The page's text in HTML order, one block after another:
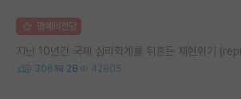
명예의전당
306 28 42905